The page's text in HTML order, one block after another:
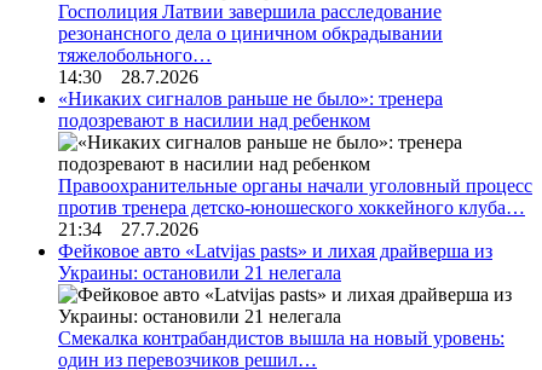
Госполиция Латвии завершила расследование
резонансного дела о циничном обкрадывании
тяжелобольного…
14:30 28.7.2026
«Никаких сигналов раньше не было»: тренера
подозревают в насилии над ребенком
Правоохранительные органы начали уголовный процесс
против тренера детско-юношеского хоккейного клуба…
21:34 27.7.2026
Фейковое авто «Latvijas pasts» и лихая драйверша из
Украины: остановили 21 нелегала
Смекалка контрабандистов вышла на новый уровень:
один из перевозчиков решил…